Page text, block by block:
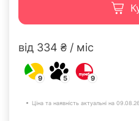
від 334 ₴ / міс
9 5 9
Ціна та наявність актуальні на 09.08.26.